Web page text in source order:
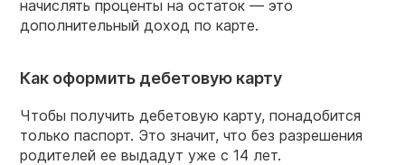
начислять проценты на остаток — это
дополнительный доход по карте.
Как оформить дебетовую карту
Чтобы получить дебетовую карту, понадобится
только паспорт. Это значит, что без разрешения
родителей ее выдадут уже с 14 лет.